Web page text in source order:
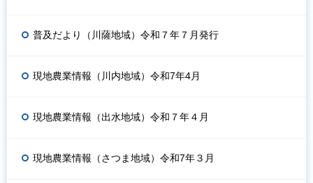
普及だより（川薩地域）令和７年７月発行
現地農業情報（川内地域）令和7年4月
現地農業情報（出水地域）令和７年４月
現地農業情報（さつま地域）令和7年３月